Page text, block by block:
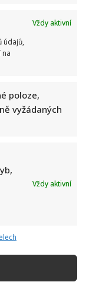
Vždy aktivní
údajů,
na
poloze,
vyžádaných
Vždy aktivní